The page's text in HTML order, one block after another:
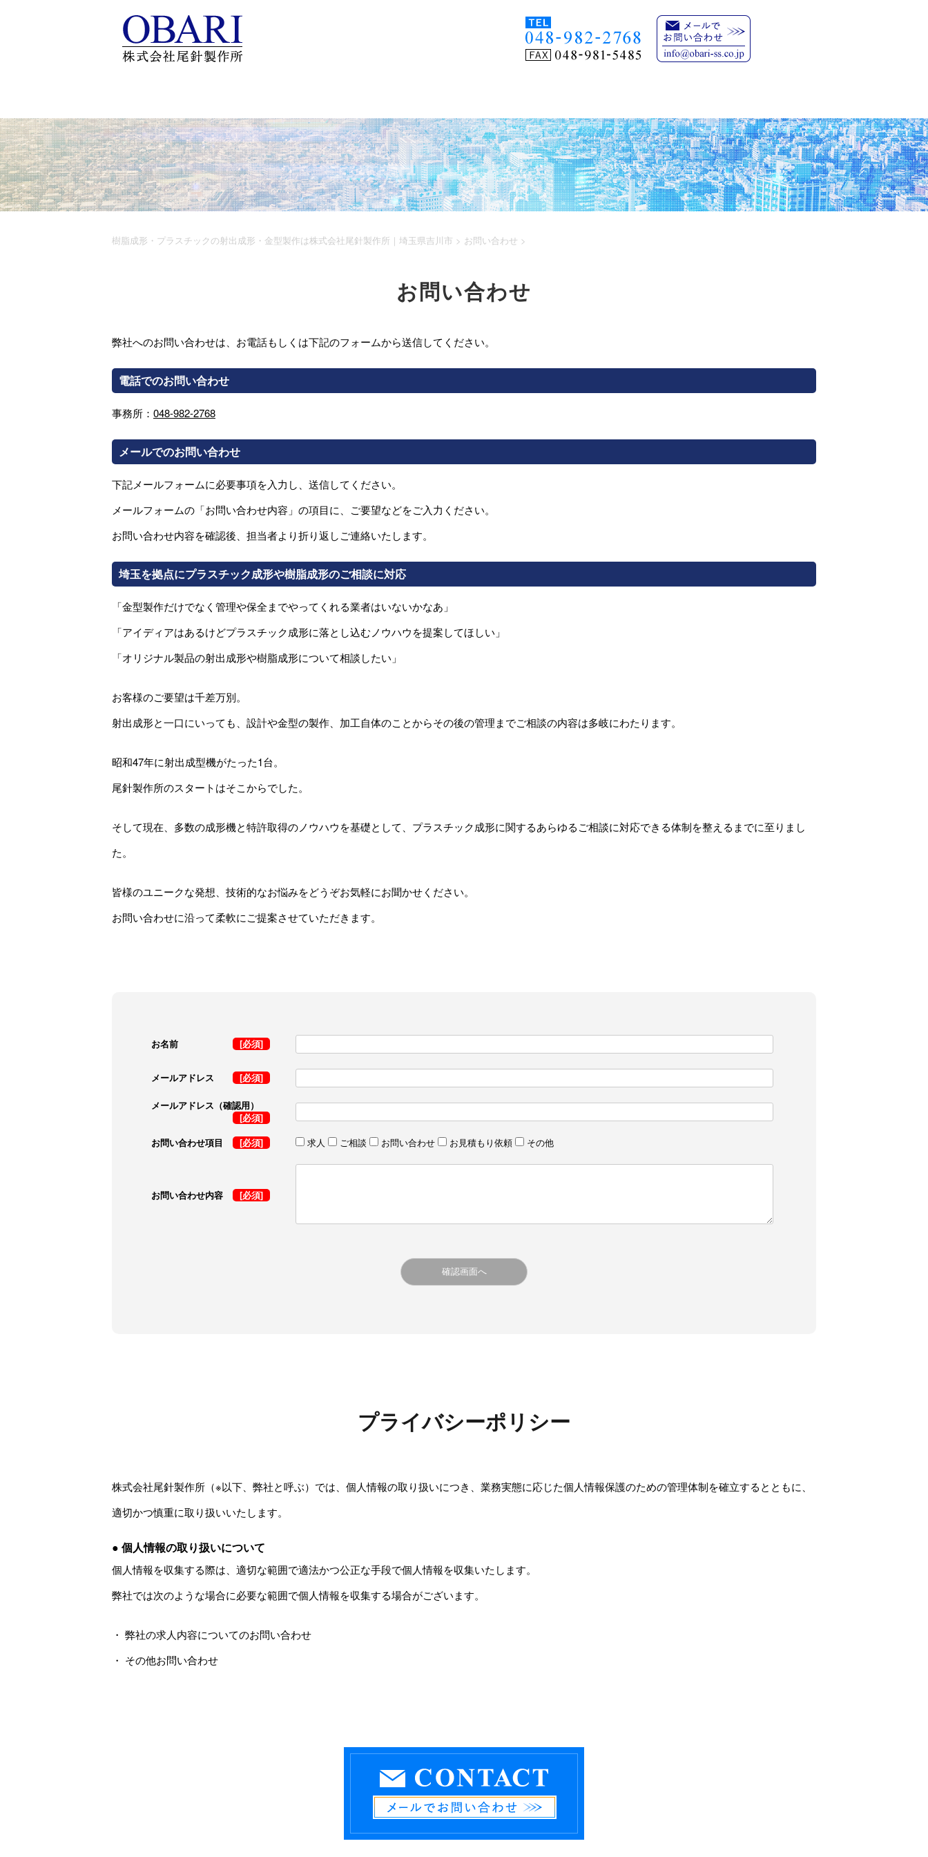
樹脂成形・プラスチックの射出成形・金型製作は株式会社尾針製作所｜埼玉県吉川市 > お問い合わせ >
お問い合わせ
弊社へのお問い合わせは、お電話もしくは下記のフォームから送信してください。
電話でのお問い合わせ
事務所： 048-982-2768
メールでのお問い合わせ
下記メールフォームに必要事項を入力し、送信してください。
メールフォームの「お問い合わせ内容」の項目に、ご要望などをご入力ください。
お問い合わせ内容を確認後、担当者より折り返しご連絡いたします。
埼玉を拠点にプラスチック成形や樹脂成形のご相談に対応
「金型製作だけでなく管理や保全までやってくれる業者はいないかなあ」
「アイディアはあるけどプラスチック成形に落とし込むノウハウを提案してほしい」
「オリジナル製品の射出成形や樹脂成形について相談したい」
お客様のご要望は千差万別。
射出成形と一口にいっても、設計や金型の製作、加工自体のことからその後の管理までご相談の内容は多岐にわたります。
昭和47年に射出成型機がたった1台。
尾針製作所のスタートはそこからでした。
そして現在、多数の成形機と特許取得のノウハウを基礎として、プラスチック成形に関するあらゆるご相談に対応できる体制を整えるまでに至りまし
た。
皆様のユニークな発想、技術的なお悩みをどうぞお気軽にお聞かせください。
お問い合わせに沿って柔軟にご提案させていただきます。
お名前 [必須]
メールアドレス [必須]
メールアドレス（確認用）
[必須]
お問い合わせ項目
[必須] 求人 ご相談 お問い合わせ お見積もり依頼 その他
お問い合わせ内容 [必須]
プライバシーポリシー
株式会社尾針製作所（※以下、弊社と呼ぶ）では、個人情報の取り扱いにつき、業務実態に応じた個人情報保護のための管理体制を確立するとともに、
適切かつ慎重に取り扱いいたします。
● 個人情報の取り扱いについて
個人情報を収集する際は、適切な範囲で適法かつ公正な手段で個人情報を収集いたします。
弊社では次のような場合に必要な範囲で個人情報を収集する場合がございます。
・ 弊社の求人内容についてのお問い合わせ
・ その他お問い合わせ